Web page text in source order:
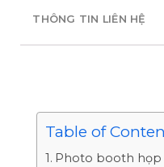
THÔNG TIN LIÊN HỆ
Table of
Photo booth họp